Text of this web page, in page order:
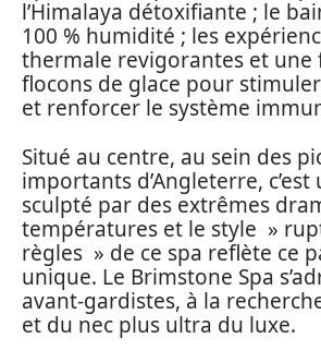
l’Himalaya détoxifiante ; le
100 % humidité ; les
thermale revigorantes et une
flocons de glace pour
et renforcer le système
Situé au centre, au sein des
importants d’Angleterre, c’est
sculpté par des extrêmes
températures et le style »
règles » de ce spa reflète ce
unique. Le Brimstone Spa
avant-gardistes, à la
et du nec plus ultra du luxe.